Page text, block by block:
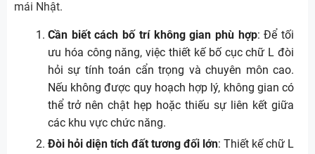
mái Nhật.
Cần biết cách bố trí không gian phù hợp: Để tối
ưu hóa công năng, việc thiết kế bố cục chữ L đòi
hỏi sự tính toán cẩn trọng và chuyên môn cao.
Nếu không được quy hoạch hợp lý, không gian có
thể trở nên chật hẹp hoặc thiếu sự liên kết giữa
các khu vực chức năng.
Đòi hỏi diện tích đất tương đối lớn: Thiết kế chữ L